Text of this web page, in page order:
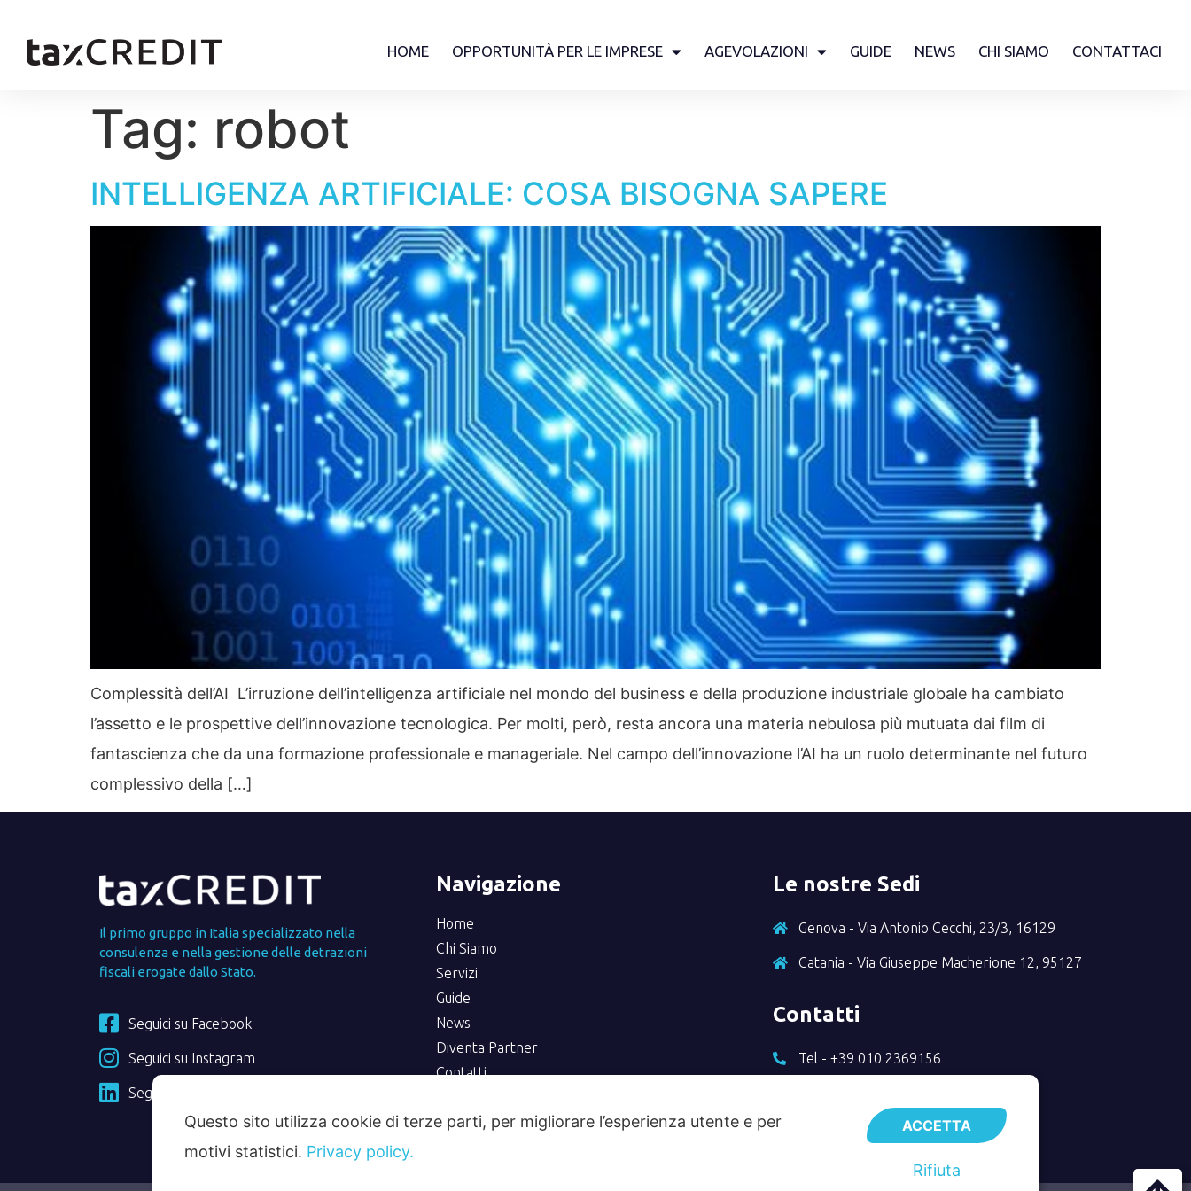
HOME OPPORTUNITÀ PER LE IMPRESE AGEVOLAZIONI GUIDE NEWS CHI SIAMO CONTATTACI
Tag: robot
INTELLIGENZA ARTIFICIALE: COSA BISOGNA SAPERE
Complessità dell’AI L’irruzione dell’intelligenza artificiale nel mondo del business e della produzione industriale globale ha cambiato
l’assetto e le prospettive dell’innovazione tecnologica. Per molti, però, resta ancora una materia nebulosa più mutuata dai film di
fantascienza che da una formazione professionale e manageriale. Nel campo dell’innovazione l’AI ha un ruolo determinante nel futuro
complessivo della […]
Il primo gruppo in Italia specializzato nella
consulenza e nella gestione delle detrazioni
fiscali erogate dallo Stato.
Seguici su Facebook
Seguici su Instagram
Seguici su Linkedin
Navigazione
Home
Chi Siamo
Servizi
Guide
News
Diventa Partner
Contatti
Le nostre Sedi
Genova - Via Antonio Cecchi, 23/3, 16129
Catania - Via Giuseppe Macherione 12, 95127
Contatti
Tel - +39 010 2369156
Questo sito utilizza cookie di terze parti, per migliorare l’esperienza utente e per
motivi statistici. Privacy policy.
ACCETTA
Rifiuta